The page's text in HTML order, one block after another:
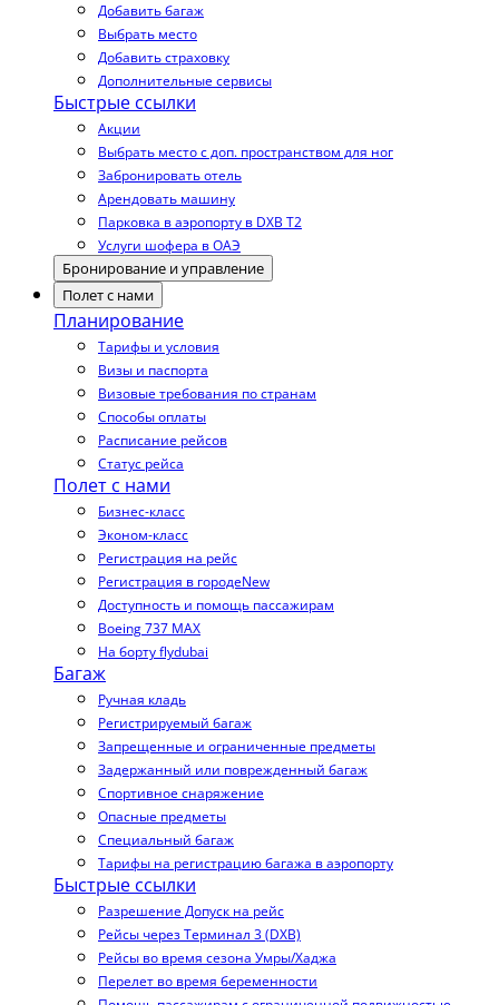
Добавить багаж
Выбрать место
Добавить страховку
Дополнительные сервисы
Быстрые ссылки
Акции
Выбрать место с доп. пространством для ног
Забронировать отель
Арендовать машину
Парковка в аэропорту в DXB T2
Услуги шофера в ОАЭ
Бронирование и управление
Полет с нами
Планирование
Тарифы и условия
Визы и паспорта
Визовые требования по странам
Способы оплаты
Расписание рейсов
Статус рейса
Полет с нами
Бизнес-класс
Эконом-класс
Регистрация на рейс
Регистрация в городеNew
Доступность и помощь пассажирам
Boeing 737 MAX
На борту flydubai
Багаж
Ручная кладь
Регистрируемый багаж
Запрещенные и ограниченные предметы
Задержанный или поврежденный багаж
Спортивное снаряжение
Опасные предметы
Специальный багаж
Тарифы на регистрацию багажа в аэропорту
Быстрые ссылки
Разрешение Допуск на рейс
Рейсы через Терминал 3 (DXB)
Рейсы во время сезона Умры/Хаджа
Перелет во время беременности